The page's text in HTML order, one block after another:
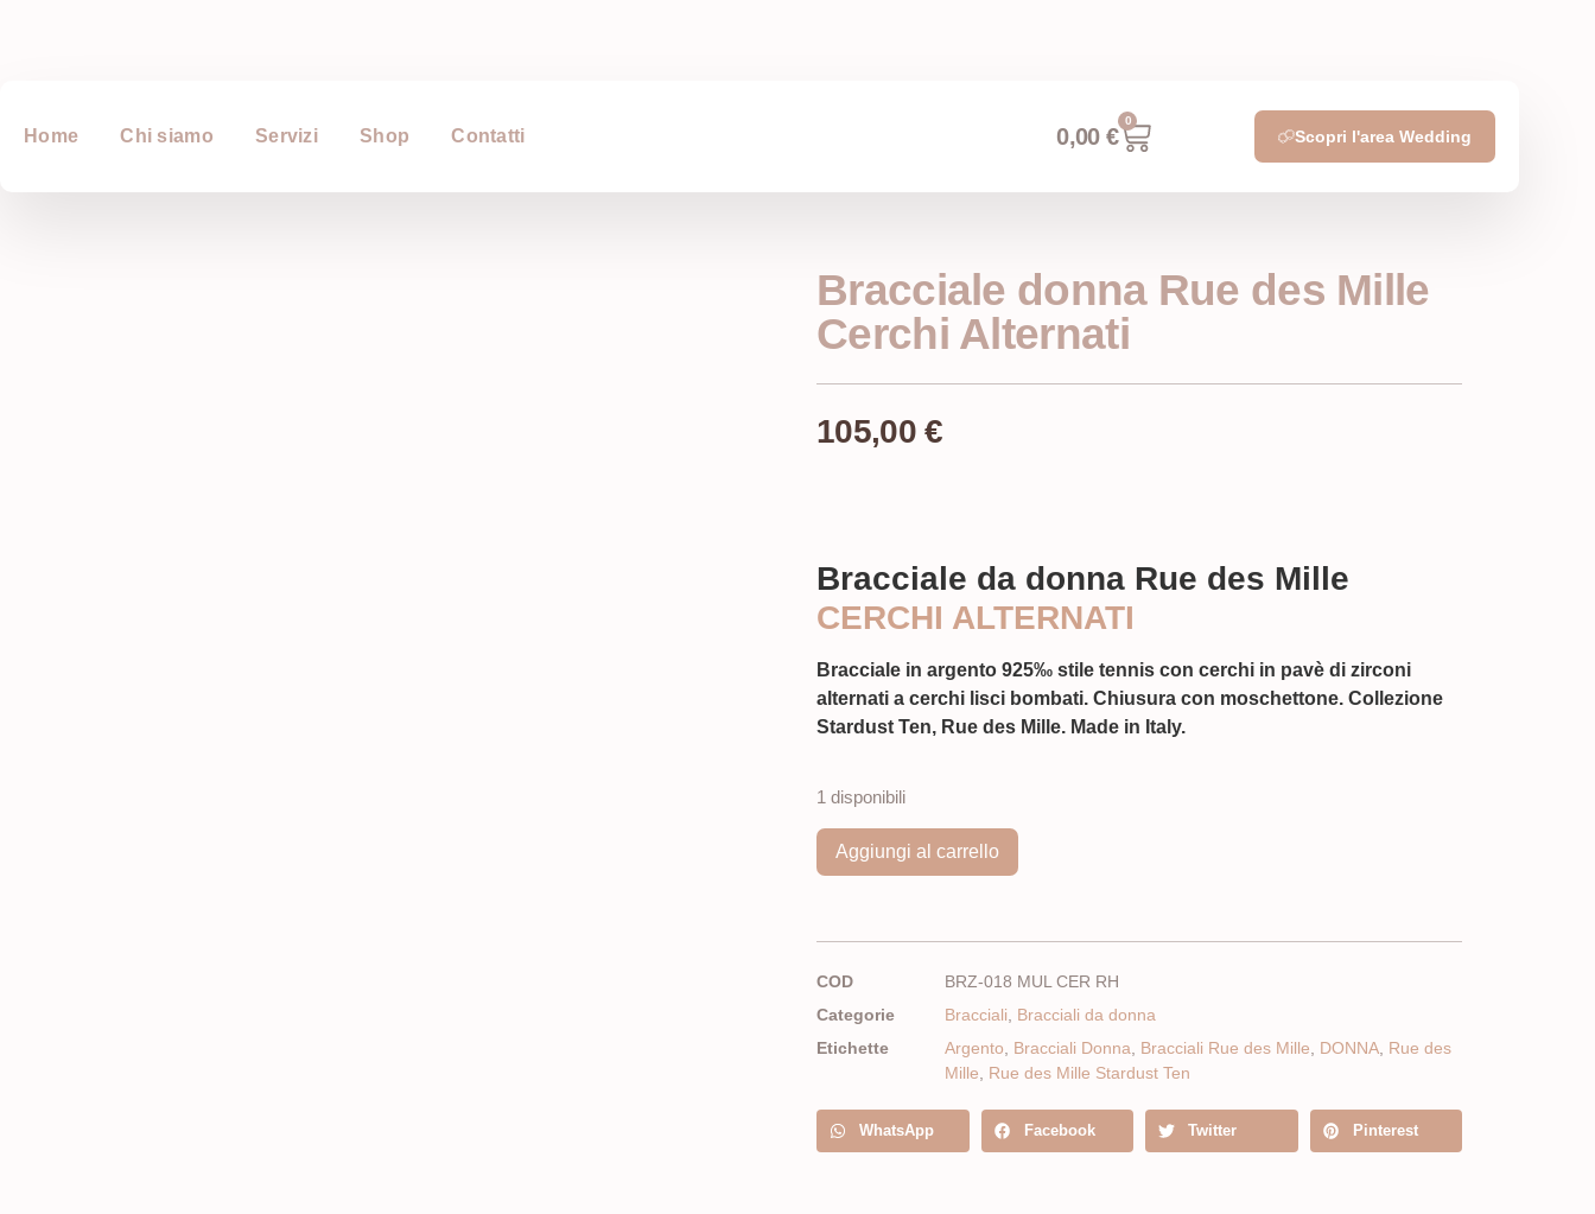
Home Chi siamo Servizi Shop Contatti 0,00 €
0
Scopri l'area Wedding
Bracciale donna Rue des Mille
Cerchi Alternati
105,00€
Bracciale da donna Rue des Mille
CERCHI ALTERNATI
Bracciale in argento 925‰ stile tennis con cerchi in pavè di zirconi
alternati a cerchi lisci bombati. Chiusura con moschettone. Collezione
Stardust Ten, Rue des Mille. Made in Italy.
1 disponibili
Aggiungi al carrello
COD
BRZ-018 MUL CER RH
Categorie
Bracciali
Bracciali da donna
Etichette
Argento Bracciali Donna Bracciali Rue des Mille DONNA Rue des
Mille
Rue des Mille Stardust Ten
WhatsApp Facebook Twitter Pinterest